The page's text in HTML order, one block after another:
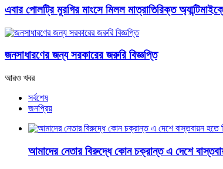
এবার পোলট্রি মুরগির মাংসে মিলল মাত্রাতিরিক্ত
জনসাধারণের জন্য সরকারের জরুরি বিজ্ঞপ্তি
আরও খবর
সর্বশেষ
জনপ্রিয়
আমাদের নেতার বিরুদ্ধে কোন চক্রান্ত এ দেশে